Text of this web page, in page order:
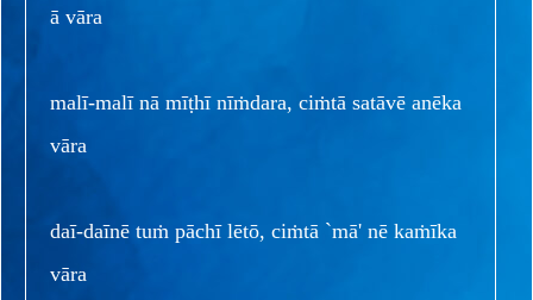
ā vāra
malī-malī nā mīṭhī nīṁdara, ciṁtā satāvē anēka
vāra
daī-daīnē tuṁ pāchī lētō, ciṁtā `mā' nē kaṁīka
vāra